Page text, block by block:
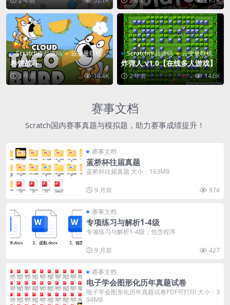
Scratch作品源码 云变量联机
卷饼战斗
2 年前 18.4K
Scratch作品源码 云变量联机
炸弹人 v1.0【在线多人游戏】
2 年前 14.6K
赛事文档
Scratch国内赛事真题与模拟题，助力赛事成绩提升！
赛事文档
蓝桥杯往届真题
蓝桥杯往届真题 大小：163MB
9 月前 974
赛事文档
专项练习与解析1-4级
专项练习与解析1-4级，包含程序
9 月前 427
赛事文档
电子学会图形化历年真题试卷
电子学会图形化历年真题试卷PDF可打印 大小：3
94MB